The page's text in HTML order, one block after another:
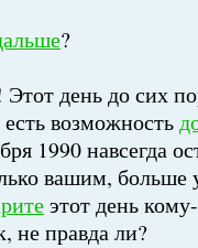
?
день до сих
возможность
1990 навсегда
вашим,
этот день
не правда ли?